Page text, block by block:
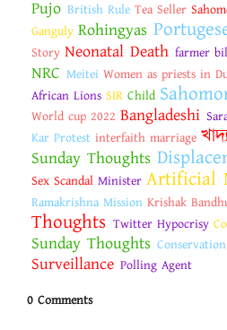
Pujo British Rule Tea Seller
Ganguly Rohingyas
Story Neonatal Death farmer
NRC Meitei Women as priests in
African Lions SIR Child
World cup 2022 Bangladeshi
Kar Protest interfaith marriage
Sunday Thoughts
Sex Scandal Minister Artificial
Ramakrishna Mission Krishak
Thoughts Twitter Hypocrisy
Sunday Thoughts Conservation
Surveillance Polling Agent
0 Comments